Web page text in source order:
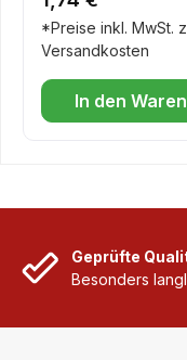
eine chemische
entsteht sofort
anhält
*Preise inkl. MwSt.
Versandkosten
In den
Geprüfte
Besonders